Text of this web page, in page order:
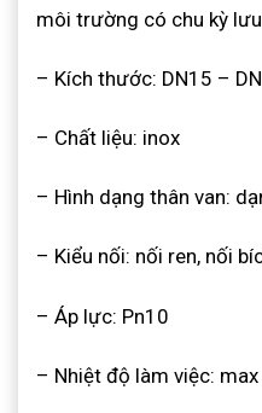
môi trường có chu kỳ
– Kích thước: DN15 –
– Chất liệu: inox
– Hình dạng thân van:
– Kiểu nối: nối ren, nối
– Áp lực: Pn10
– Nhiệt độ làm việc: